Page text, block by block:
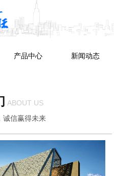
产品中心 新闻动态
ABOUT US
诚信赢得未来